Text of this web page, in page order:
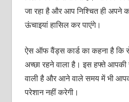
जा रहा है और आप निश्चित ही अपने
ऊंचाइयां हासिल कर पाएंगे।
ऐस ऑफ वैंड्स कार्ड का कहना है कि
अच्‍छा रहने वाला है। इस हफ्ते आपकी
वाली है और आने वाले समय में भी
परेशान नहीं करेगी।